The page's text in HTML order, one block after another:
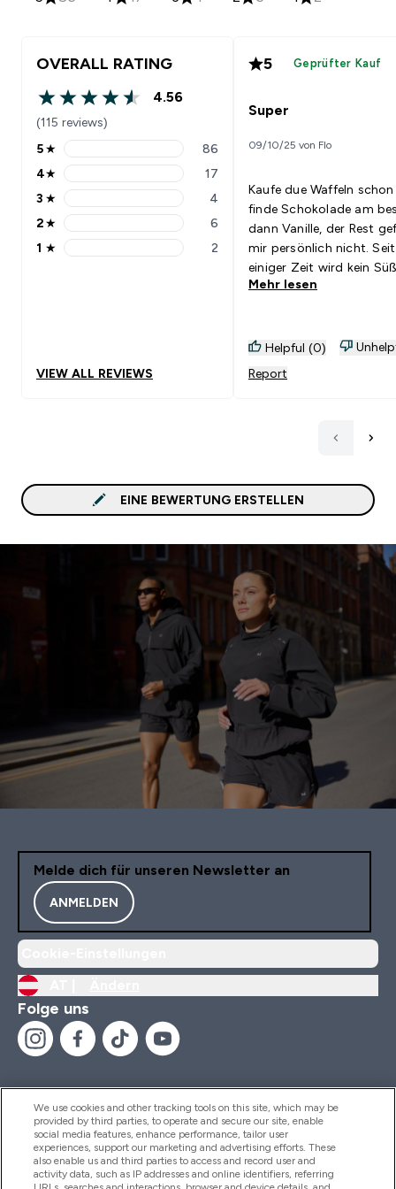
OVERALL RATING
4.56 out of 5 stars
4.56
(115 reviews)
5 stars rating 86 reviews
5★ 86
4 stars rating 17 reviews
4★ 17
3 stars rating 4 reviews
3 ★ 4
2 stars rating 6 reviews
2★ 6
1 stars rating 2 reviews
1 ★ 2
VIEW ALL REVIEWS
5 Geprüfter Kauf
Super
09/10/25 von Flo
Kaufe due Waffeln
finde Schokolade am
dann Vanille, der Rest
mir persönlich nicht. Seit
einiger Zeit wird kein
mehr bei Schokolade
Mehr lesen
Helpful (0)
Report
EINE BEWERTUNG ERSTELLEN
Melde dich für unseren Newsletter an
ANMELDEN
Folge uns
Hilfe Und Informationen
Produkte
We use cookies and other tracking tools on this site, which may be
provided by third parties, to operate and secure our site, enable
social media features, enhance performance, tailor user
experiences, support our marketing and advertising efforts. These
also enable us and third parties to access and record user and
activity data, such as IP addresses and online identifiers, referring